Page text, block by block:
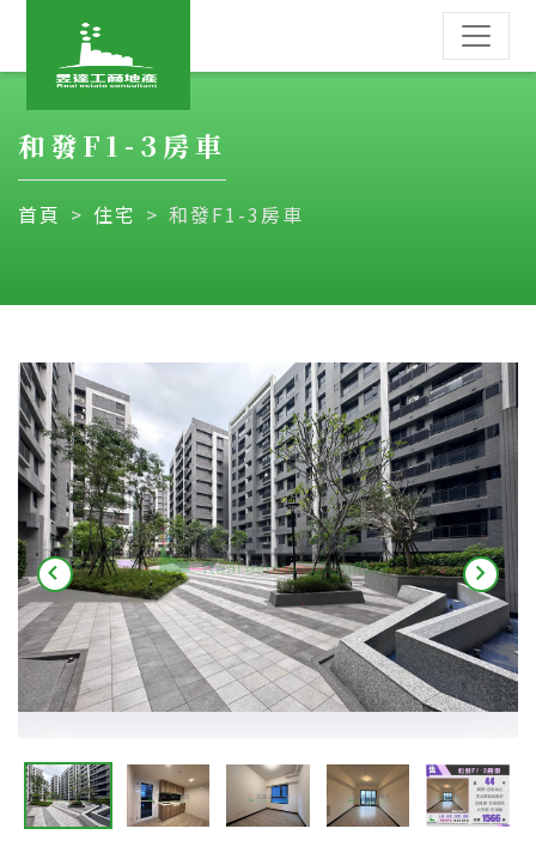
和發F1-3房車
首頁 住宅 和發F1-3房車